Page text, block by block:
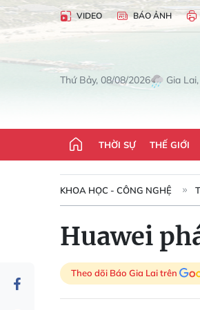
VIDEO BÁO ẢNH
Thứ Bảy, 08/08/2026 Gia
THỜI SỰ THẾ GIỚI
KHOA HỌC - CÔNG NGHỆ
Huawei
Theo dõi Báo Gia Lai trên